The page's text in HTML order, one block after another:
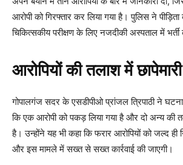
आरोपी को गिरफ्तार कर लिया गया है। पुलिस ने
चिकित्सकीय परीक्षण के लिए नजदीकी अस्पताल में भर्ती
आरोपियों की तलाश में छापेमारी
गोपालगंज सदर के एसडीपीओ प्रांजल त्रिपाठी ने घटना
कि एक आरोपी को पकड़ लिया गया है और दो अन्य की
है। उन्होंने यह भी कहा कि फरार आरोपियों को जल्द ही
और इस मामले में सख्त से सख्त कार्रवाई की जाएगी।